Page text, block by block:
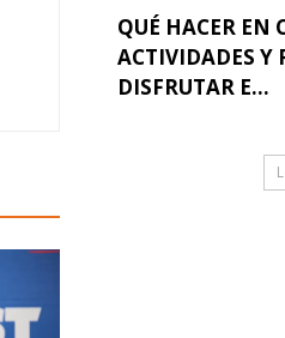
QUÉ HACER EN
ACTIVIDADES Y
DISFRUTAR E...